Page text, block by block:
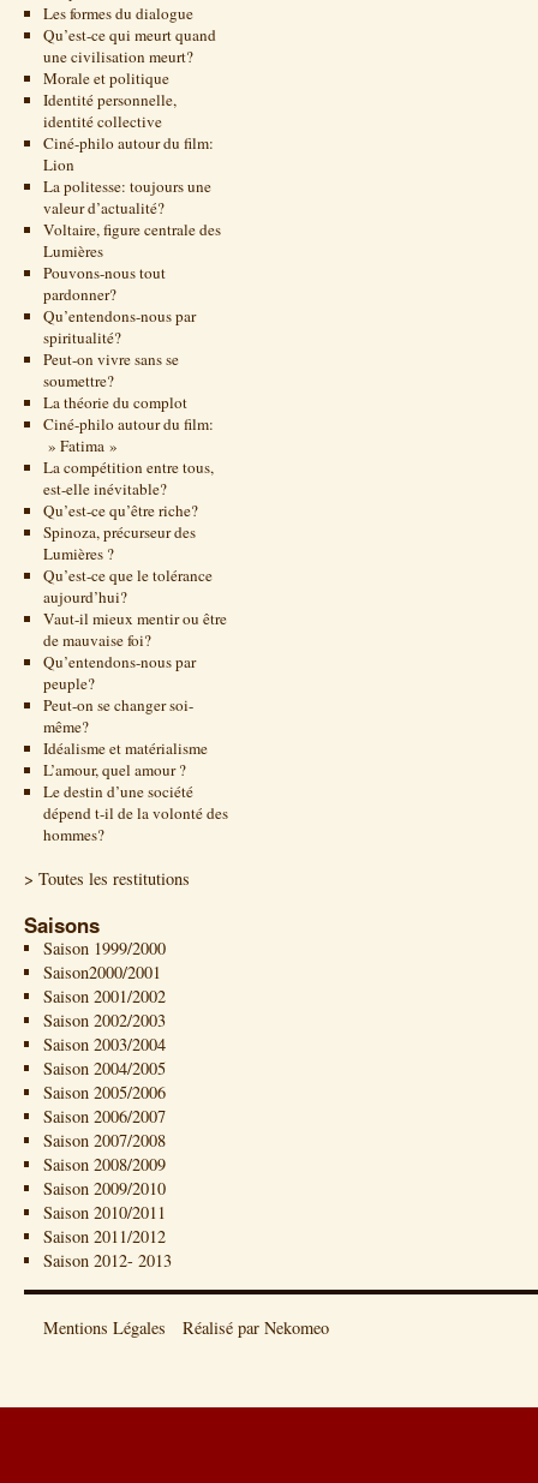
Les formes du dialogue
Qu’est-ce qui meurt quand
une civilisation meurt?
Morale et politique
Identité personnelle,
identité collective
Ciné-philo autour du film:
Lion
La politesse: toujours une
valeur d’actualité?
Voltaire, figure centrale des
Lumières
Pouvons-nous tout
pardonner?
Qu’entendons-nous par
spiritualité?
Peut-on vivre sans se
soumettre?
La théorie du complot
Ciné-philo autour du film:
» Fatima »
La compétition entre tous,
est-elle inévitable?
Qu’est-ce qu’être riche?
Spinoza, précurseur des
Lumières ?
Qu’est-ce que le tolérance
aujourd’hui?
Vaut-il mieux mentir ou être
de mauvaise foi?
Qu’entendons-nous par
peuple?
Peut-on se changer soi-
même?
Idéalisme et matérialisme
L’amour, quel amour ?
Le destin d’une société
dépend t-il de la volonté des
hommes?
> Toutes les restitutions
Saisons
Saison 1999/2000
Saison2000/2001
Saison 2001/2002
Saison 2002/2003
Saison 2003/2004
Saison 2004/2005
Saison 2005/2006
Saison 2006/2007
Saison 2007/2008
Saison 2008/2009
Saison 2009/2010
Saison 2010/2011
Saison 2011/2012
Saison 2012- 2013
Mentions Légales Réalisé par Nekomeo